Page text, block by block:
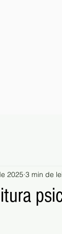
2025 3 min de